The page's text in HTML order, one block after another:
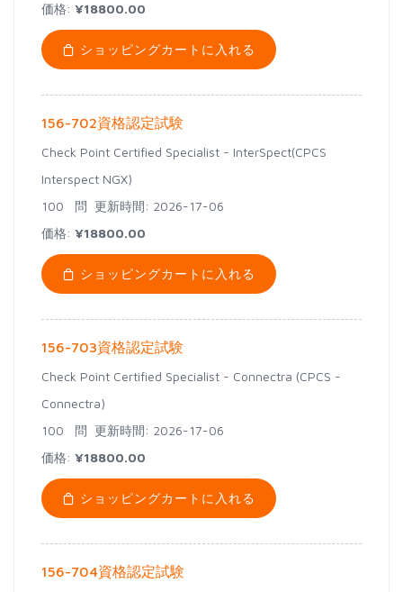
価格: ¥18800.00
ショッピングカートに入れる
156-702資格認定試験
Check Point Certified Specialist - InterSpect(CPCS
Interspect NGX)
100 問 更新時間: 2026-17-06
価格: ¥18800.00
ショッピングカートに入れる
156-703資格認定試験
Check Point Certified Specialist - Connectra (CPCS -
Connectra)
100 問 更新時間: 2026-17-06
価格: ¥18800.00
ショッピングカートに入れる
156-704資格認定試験